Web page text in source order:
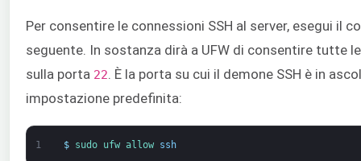
Per consentire le connessioni SSH al server, esegui il
seguente. In sostanza dirà a UFW di consentire tutte
sulla porta 22. È la porta su cui il demone SSH è in
impostazione predefinita:
1 $ sudo ufw allow ssh